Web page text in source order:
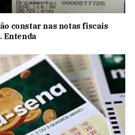
constar nas notas fiscais
Entenda